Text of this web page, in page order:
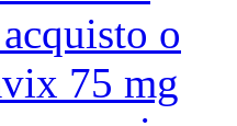
o
75 mg